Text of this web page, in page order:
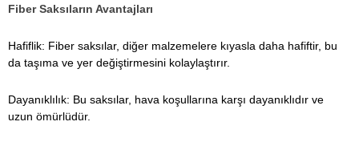
Fiber Saksıların Avantajları
Hafiflik: Fiber saksılar, diğer malzemelere kıyasla daha hafiftir, bu
da taşıma ve yer değiştirmesini kolaylaştırır.
Dayanıklılık: Bu saksılar, hava koşullarına karşı dayanıklıdır ve
uzun ömürlüdür.